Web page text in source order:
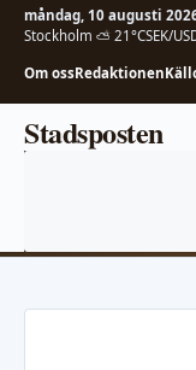
måndag, 10 augusti
Stockholm ⛅ 21°CSEK/
Om ossRedaktionen
HoppaStadsposten